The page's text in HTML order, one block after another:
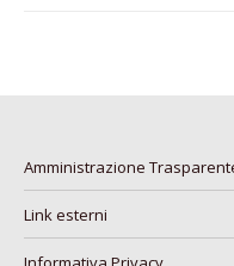
Amministrazione
Link esterni